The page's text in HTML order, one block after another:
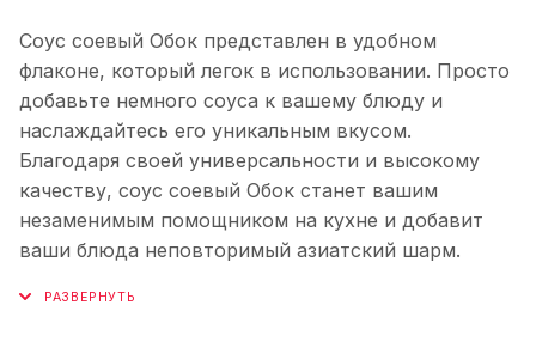
Соус соевый Обок представлен в удобном
флаконе, который легок в использовании. Просто
добавьте немного соуса к вашему блюду и
наслаждайтесь его уникальным вкусом.
Благодаря своей универсальности и высокому
качеству, соус соевый Обок станет вашим
незаменимым помощником на кухне и добавит
ваши блюда неповторимый азиатский шарм.